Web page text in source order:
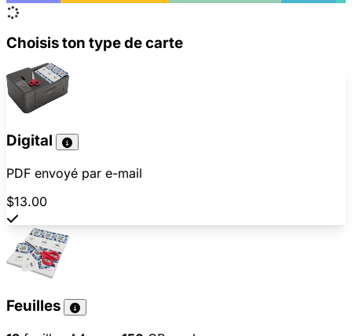
Choisis ton type de carte
Digital
PDF envoyé par e-mail
$13.00
Feuilles